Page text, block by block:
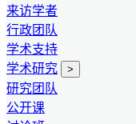
来访学者
行政团队
学术支持
学术研究
>
研究团队
公开课